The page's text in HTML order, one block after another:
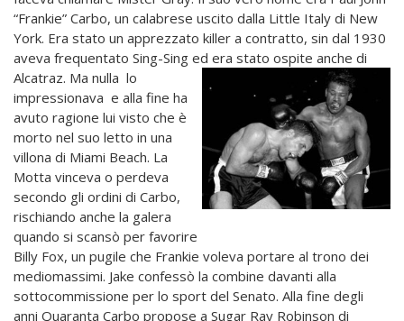
“Frankie” Carbo, un calabrese uscito dalla Little Italy di New
York. Era stato un apprezzato killer a contratto, sin dal 1930
aveva frequentato Sing-Sing ed era stato ospite anche di
Alcatraz. Ma nulla lo
impressionava e alla fine ha
avuto ragione lui visto che è
morto nel suo letto in una
villona di Miami Beach. La
Motta vinceva o perdeva
secondo gli ordini di Carbo,
rischiando anche la galera
quando si scansò per favorire
Billy Fox, un pugile che Frankie voleva portare al trono dei
mediomassimi. Jake confessò la combine davanti alla
sottocommissione per lo sport del Senato. Alla fine degli
anni Quaranta Carbo propose a Sugar Ray Robinson di